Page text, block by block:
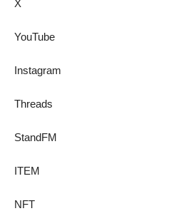
X
YouTube
Instagram
Threads
StandFM
ITEM
NFT